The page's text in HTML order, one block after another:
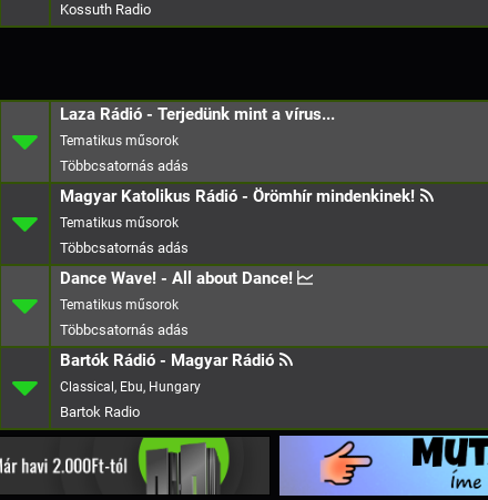
Kossuth Radio
Laza Rádió - Terjedünk mint a vírus...
Magyar Katolikus Rádió - Örömhír mindenkinek!
Dance Wave! - All about Dance!
Bartók Rádió - Magyar Rádió
Classical, Ebu, Hungary
Bartok Radio